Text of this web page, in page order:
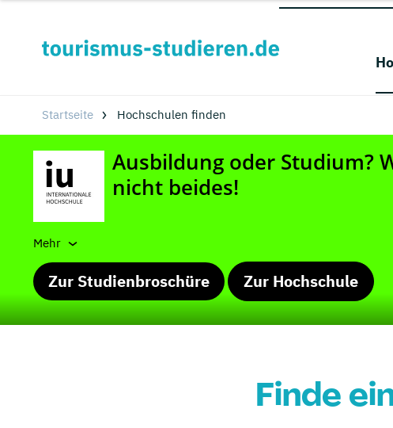
Startseite Hochschulen finden
Mehr
Zur Studienbroschüre Zur Hochschule
Finde